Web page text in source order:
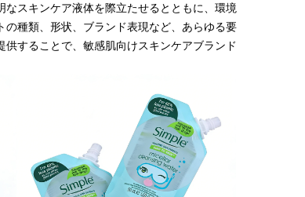
スキンケア液体を際立たせるとともに、環境
種類、形状、ブランド表現など、あらゆる要
することで、敏感肌向けスキンケアブランド